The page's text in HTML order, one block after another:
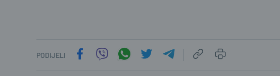
PODIJELI